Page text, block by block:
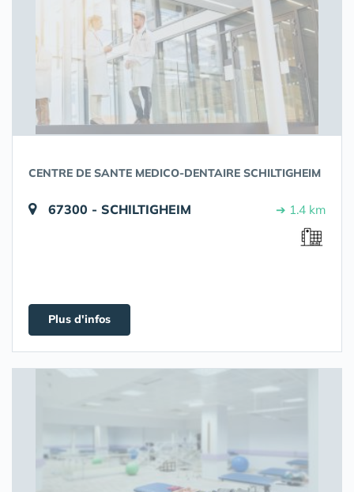
CENTRE DE SANTE MEDICO-DENTAIRE SCHILTIGHEIM
67300 - SCHILTIGHEIM ➔ 1.4 km
Plus d'infos